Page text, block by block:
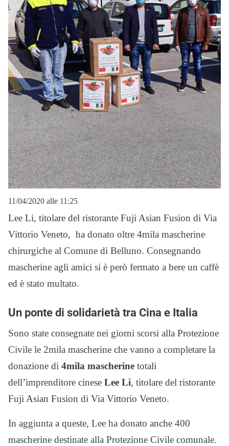
11/04/2020 alle 11:25
Lee Li, titolare del ristorante Fuji Asian Fusion di Via
Vittorio Veneto, ha donato oltre 4mila mascherine
chirurgiche al Comune di Belluno. Consegnando
mascherine agli amici si è però fermato a bere un caffè
ed è stato multato.
Un ponte di solidarietà tra Cina e Italia
Sono state consegnate nei giorni scorsi alla Protezione
Civile le 2mila mascherine che vanno a completare la
donazione di 4mila mascherine totali
dell’imprenditore cinese Lee Li, titolare del ristorante
Fuji Asian Fusion di Via Vittorio Veneto.
In aggiunta a queste, Lee ha donato anche 400
mascherine destinate alla Protezione Civile comunale.